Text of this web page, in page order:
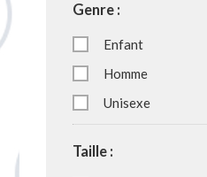
Genre :
Enfant
Homme
Unisexe
Taille :